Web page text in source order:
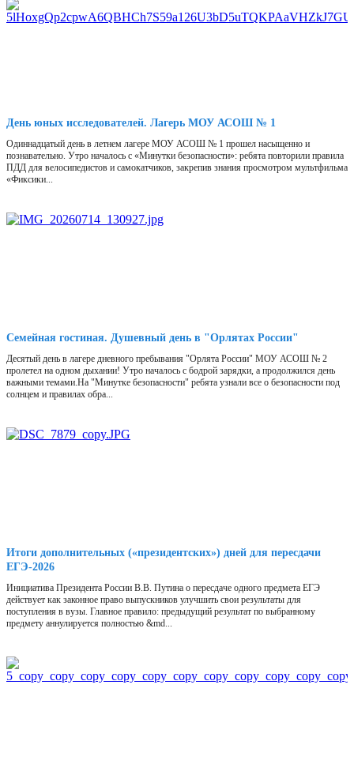
День юных исследователей. Лагерь МОУ АСОШ № 1
Одиннадцатый день в летнем лагере МОУ АСОШ № 1 прошел насыщенно и
познавательно. Утро началось с «Минутки безопасности»: ребята повторили правила
ПДД для велосипедистов и самокатчиков, закрепив знания просмотром мультфильма
«Фиксики...
Семейная гостиная. Душевный день в "Орлятах России"
Десятый день в лагере дневного пребывания "Орлята России" МОУ АСОШ № 2
пролетел на одном дыхании! Утро началось с бодрой зарядки, а продолжился день
важными темами.На "Минутке безопасности" ребята узнали все о безопасности под
солнцем и правилах обра...
Итоги дополнительных («президентских») дней для пересдачи
ЕГЭ-2026
Инициатива Президента России В.В. Путина о пересдаче одного предмета ЕГЭ
действует как законное право выпускников улучшить свои результаты для
поступления в вузы. Главное правило: предыдущий результат по выбранному
предмету аннулируется полностью &md...